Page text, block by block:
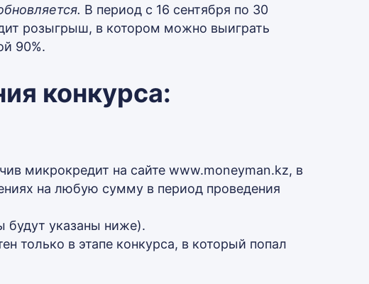
В период с 16 сентября по 30
розыгрыш, в котором можно выиграть
90%.
конкурса:
микрокредит на сайте www.moneyman.kz, в
на любую сумму в период проведения
будут указаны ниже).
только в этапе конкурса, в который попал